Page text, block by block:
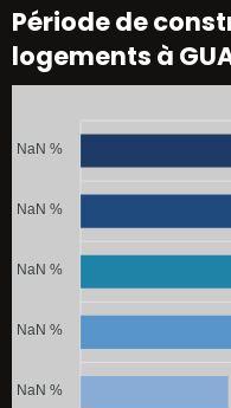
Période de
logements à
NaN %
NaN %
NaN %
NaN %
NaN %